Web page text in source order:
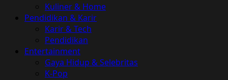
Kuliner & Home
Pendidikan & Karir
Karir & Tech
Pendidikan
Entertainment
Gaya Hidup & Selebritas
K-Pop